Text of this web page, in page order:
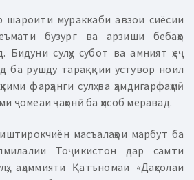
шароити мураккаби авзои сиёсии
бузург ва арзиши бебаҳо
Бидуни сулҳу субот ва амният ҳеҷ
ба рушду тараққии устувор ноил
фарҳанги сулҳ ва ҳамдигарфаҳмӣ
ҷомеаи ҷаҳонӣ ба ҳисоб меравад.
масъалаҳои марбут ба
Тоҷикистон дар самти
аҳаммияти Қатъномаи «Даҳсолаи